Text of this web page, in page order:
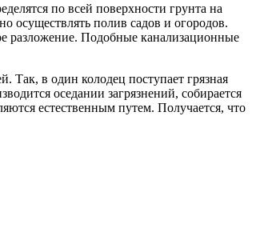
по всей поверхности грунта на
осуществлять полив садов и огородов.
разложение. Подобные канализационные
Так, в один колодец поступает грязная
оседании загрязнений, собирается
естественным путем. Получается, что